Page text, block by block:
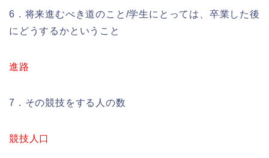
6．将来進むべき道のこと/学生にとっては、卒業した後
にどうするかということ
進路
7．その競技をする人の数
競技人口